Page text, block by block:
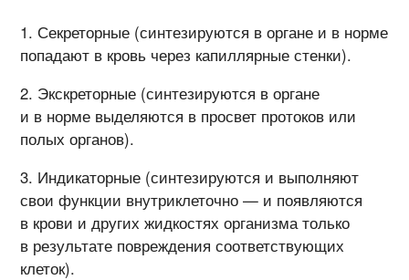
Секреторные (синтезируются в органе и в норме
попадают в кровь через капиллярные стенки).
Экскреторные (синтезируются в органе
и в норме выделяются в просвет протоков или
полых органов).
Индикаторные (синтезируются и выполняют
свои функции внутриклеточно — и появляются
в крови и других жидкостях организма только
в результате повреждения соответствующих
клеток).